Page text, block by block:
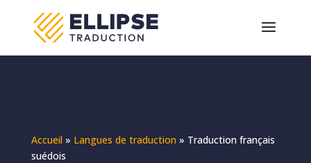
Accueil» Langues de traduction» Traduction français
suédois